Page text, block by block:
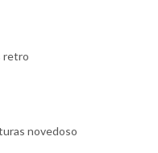
retro
novedoso